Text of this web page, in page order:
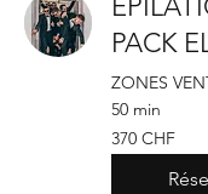
PACK
ZONES
50 min
370
francs
suisses
370 CHF